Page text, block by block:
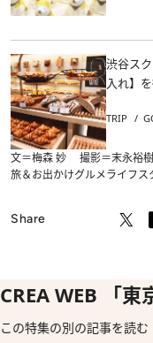
渋谷ス
入れ】
TRIP
文＝梅森 妙 撮影＝末永裕樹
旅＆お出かけグルメライフス
Share
CREA WEB 「東
この特集の別の記事を読む